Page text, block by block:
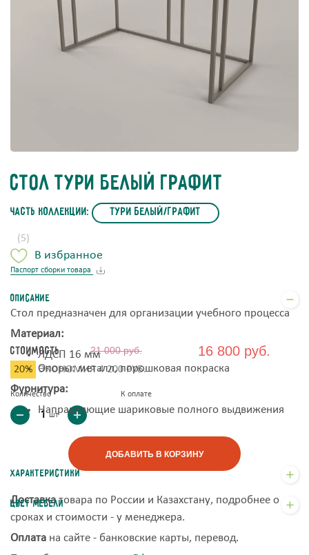
Стоимость 21 000 руб. 16 800 руб.
20% ЭКОНОМИЯ 4 200 РУБ.
Количество
шт
К оплате
ДОБАВИТЬ В КОРЗИНУ
Доставкатовара по России и Казахстану, подробнее о
сроках и стоимости - у менеджера.
Оплата на сайте - банковские карты, перевод.
Стол Тури Белый Графит
часть коллекции: Тури Белый/Графит
(5)
В избранное
Паспорт сборки товара
Описание
Стол предназначен для организации учебного процесса
Материал:
ЛДСП 16 мм
Опоры: металл, порошковая покраска
Фурнитура:
Направляющие шариковые полного выдвижения
Характеристики
Цвет мебели